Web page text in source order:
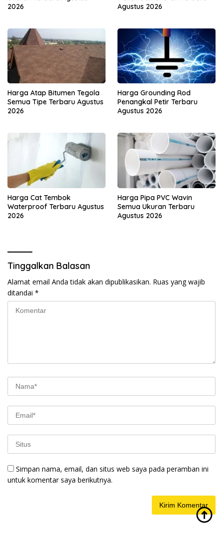
2026
Agustus 2026
Harga Atap Bitumen Tegola
Semua Tipe Terbaru Agustus
2026
Harga Grounding Rod
Penangkal Petir Terbaru
Agustus 2026
Harga Cat Tembok
Waterproof Terbaru Agustus
2026
Harga Pipa PVC Wavin
Semua Ukuran Terbaru
Agustus 2026
Tinggalkan Balasan
Alamat email Anda tidak akan dipublikasikan. Ruas yang wajib
ditandai *
Simpan nama, email, dan situs web saya pada peramban ini
untuk komentar saya berikutnya.